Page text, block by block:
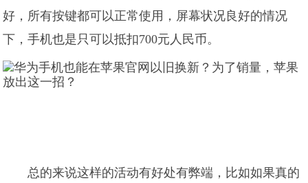
好，所有按键都可以正常使用，屏幕状况良好的情况
下，手机也是只可以抵扣700元人民币。
总的来说这样的活动有好处有弊端，比如如果真的